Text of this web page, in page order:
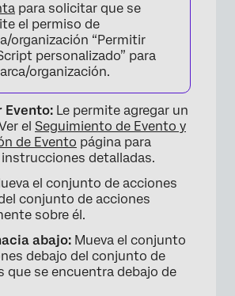
para solicitar que se
el permiso de
organización “Permitir
personalizado” para
organización.
Evento: Le permite agregar un
el Seguimiento de Evento y
de Evento página para
detalladas.
el conjunto de acciones
conjunto de acciones
sobre él.
abajo: Mueva el conjunto
debajo del conjunto de
que se encuentra debajo de